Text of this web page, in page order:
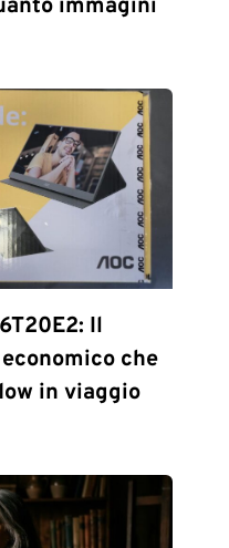
immagini
Il
che
in viaggio